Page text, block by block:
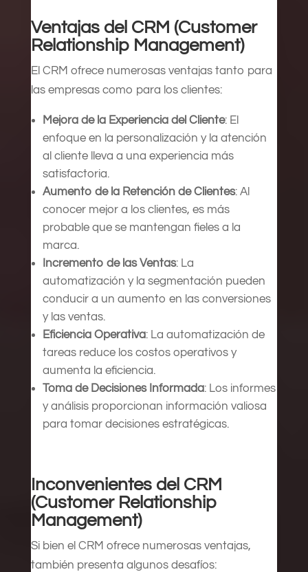
Ventajas del CRM (Customer
Relationship Management)
El CRM ofrece numerosas ventajas tanto para
las empresas como para los clientes:
Mejora de la Experiencia del Cliente: El
enfoque en la personalización y la atención
al cliente lleva a una experiencia más
satisfactoria.
Aumento de la Retención de Clientes: Al
conocer mejor a los clientes, es más
probable que se mantengan fieles a la
marca.
Incremento de las Ventas: La
automatización y la segmentación pueden
conducir a un aumento en las conversiones
y las ventas.
Eficiencia Operativa: La automatización de
tareas reduce los costos operativos y
aumenta la eficiencia.
Toma de Decisiones Informada: Los informes
y análisis proporcionan información valiosa
para tomar decisiones estratégicas.
Inconvenientes del CRM
(Customer Relationship
Management)
Si bien el CRM ofrece numerosas ventajas,
también presenta algunos desafíos: